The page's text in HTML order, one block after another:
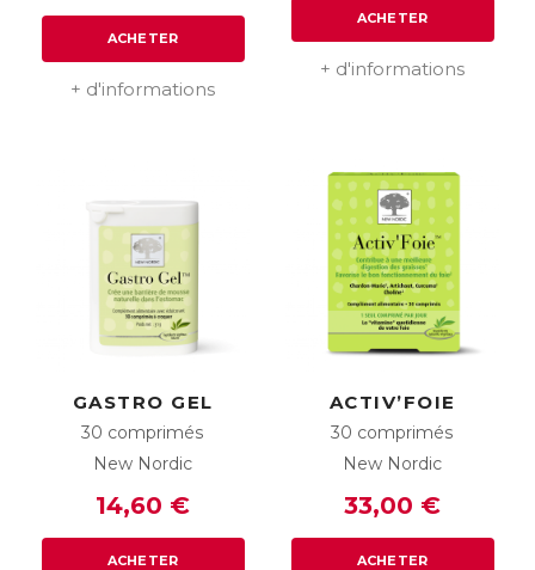
ACHETER
+ d'informations
ACHETER
+ d'informations
GASTRO GEL
30 comprimés
New Nordic
14,60 €
ACHETER
ACTIV’FOIE
30 comprimés
New Nordic
33,00 €
ACHETER